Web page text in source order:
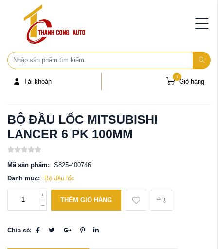
Tài khoản Giỏ hàng
0
BỘ ĐẦU LỐC MITSUBISHI
LANCER 6 PK 100MM
Mã sản phẩm:
S825-400746
Danh mục:
Bộ đầu lốc
THÊM GIỎ HÀNG
Chia sẻ: